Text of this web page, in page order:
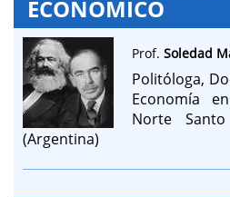
ECONÓMICO
Prof. Soledad
Politóloga,
Economía
Norte
(Argentina)